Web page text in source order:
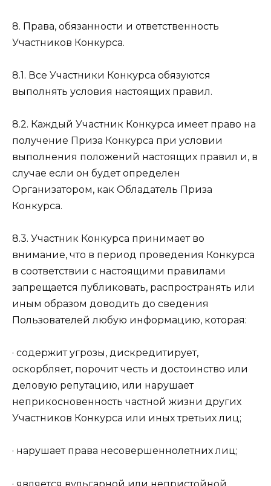
8. Права, обязанности и ответственность
Участников Конкурса.
8.1. Все Участники Конкурса обязуются
выполнять условия настоящих правил.
8.2. Каждый Участник Конкурса имеет право на
получение Приза Конкурса при условии
выполнения положений настоящих правил и, в
случае если он будет определен
Организатором, как Обладатель Приза
Конкурса.
8.3. Участник Конкурса принимает во
внимание, что в период проведения Конкурса
в соответствии с настоящими правилами
запрещается публиковать, распространять или
иным образом доводить до сведения
Пользователей любую информацию, которая:
· содержит угрозы, дискредитирует,
оскорбляет, порочит честь и достоинство или
деловую репутацию, или нарушает
неприкосновенность частной жизни других
Участников Конкурса или иных третьих лиц;
· нарушает права несовершеннолетних лиц;
· является вульгарной или непристойной,